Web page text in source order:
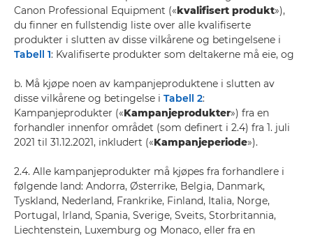
Canon Professional Equipment («kvalifisert produkt»),
du finner en fullstendig liste over alle kvalifiserte
produkter i slutten av disse vilkårene og betingelsene i
Tabell 1: Kvalifiserte produkter som deltakerne må eie, og
b. Må kjøpe noen av kampanjeproduktene i slutten av
disse vilkårene og betingelse i Tabell 2:
Kampanjeprodukter («Kampanjeprodukter») fra en
forhandler innenfor området (som definert i 2.4) fra 1. juli
2021 til 31.12.2021, inkludert («Kampanjeperiode»).
2.4. Alle kampanjeprodukter må kjøpes fra forhandlere i
følgende land: Andorra, Østerrike, Belgia, Danmark,
Tyskland, Nederland, Frankrike, Finland, Italia, Norge,
Portugal, Irland, Spania, Sverige, Sveits, Storbritannia,
Liechtenstein, Luxemburg og Monaco, eller fra en